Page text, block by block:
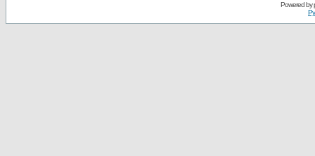
Powered by